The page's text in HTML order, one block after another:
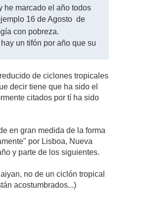
he marcado el año todos
16 de Agosto de
con pobreza.
un tifón por año que su
de ciclones tropicales
decir tiene que ha sido el
citados por tí ha sido
en gran medida de la forma
por Lisboa, Nueva
y parte de los siguientes.
no de un ciclón tropical
acostumbrados...)